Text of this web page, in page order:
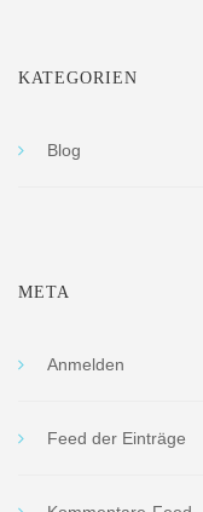
KATEGORIEN
Blog
META
Anmelden
Feed der Einträge